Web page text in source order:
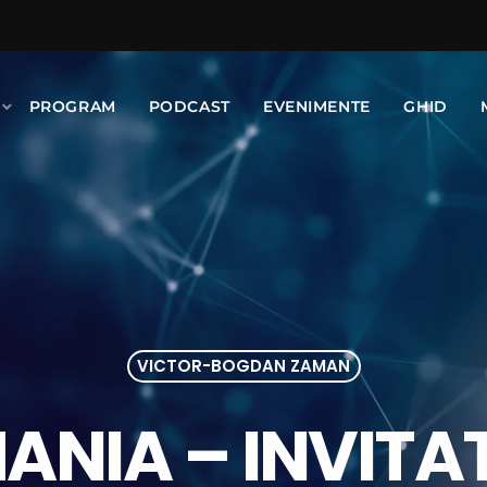
PROGRAM PODCAST EVENIMENTE GHID
VICTOR-BOGDAN ZAMAN
–